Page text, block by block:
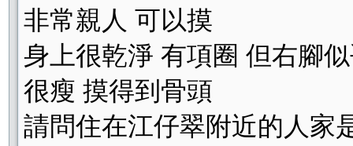
非常親人 可以摸
身上很乾淨 有項圈 但右腳
很瘦 摸得到骨頭
請問住在江仔翠附近的人家